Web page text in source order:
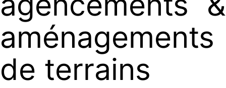
aménagements
de terrains